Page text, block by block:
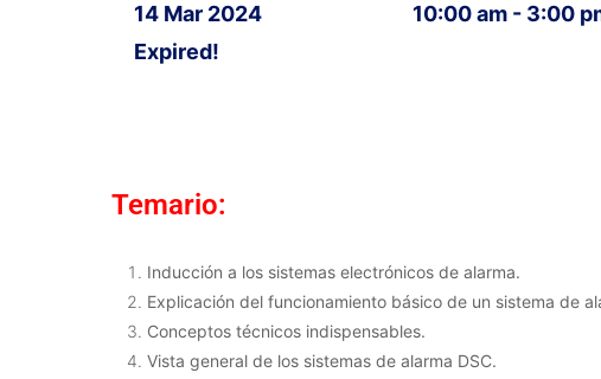
14 Mar 2024
Expired!
10:00 am - 3:00
Temario:
Inducción a los sistemas electrónicos de alarma.
Explicación del funcionamiento básico de un sistema de
Conceptos técnicos indispensables.
Vista general de los sistemas de alarma DSC.